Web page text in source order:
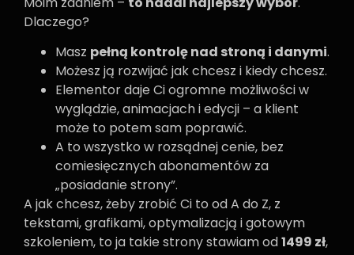
Dlaczego?
Masz pełną kontrolę nad stroną i danymi.
Możesz ją rozwijać jak chcesz i kiedy chcesz.
Elementor daje Ci ogromne możliwości w
wyglądzie, animacjach i edycji – a klient
może to potem sam poprawić.
A to wszystko w rozsądnej cenie, bez
comiesięcznych abonamentów za
„posiadanie strony”.
A jak chcesz, żeby zrobić Ci to od A do Z, z
tekstami, grafikami, optymalizacją i gotowym
szkoleniem, to ja takie strony stawiam od1499 zł,